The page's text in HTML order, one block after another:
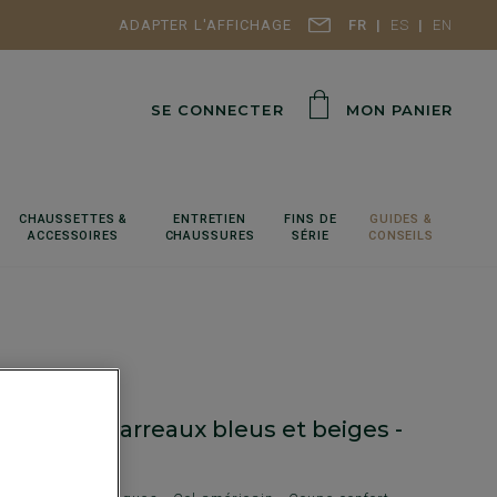
FR ES EN
ADAPTER L'AFFICHAGE
SE CONNECTER MON PANIER
CHAUSSETTES &
ACCESSOIRES
ENTRETIEN
CHAUSSURES
FINS DE
SÉRIE
GUIDES &
CONSEILS
flanelle carreaux bleus et beiges -